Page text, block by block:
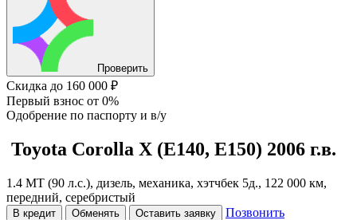
Проверить
Скидка до 160 000 ₽
Первый взнос от 0%
Одобрение по паспорту и в/у
Toyota Corolla X (E140, E150) 2006 г.в.
1.4 MT (90 л.с.), дизель, механика, хэтчбек 5д., 122 000 км,
передний, серебристый
В кредит Обменять Оставить заявку
Позвонить